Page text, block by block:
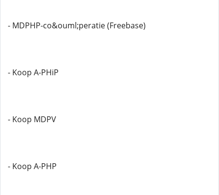
- MDPHP-co&ouml;peratie (Freebase)
- Koop A-PHiP
- Koop MDPV
- Koop A-PHP